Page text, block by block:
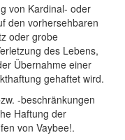
von Kardinal- oder
den vorhersehbaren
oder grobe
des Lebens,
Übernahme einer
gehaftet wird.
-beschränkungen
Haftung der
von Vaybee!.